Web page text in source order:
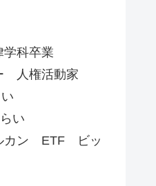
学科卒業
人権活動家
い
カン ETF ビッ